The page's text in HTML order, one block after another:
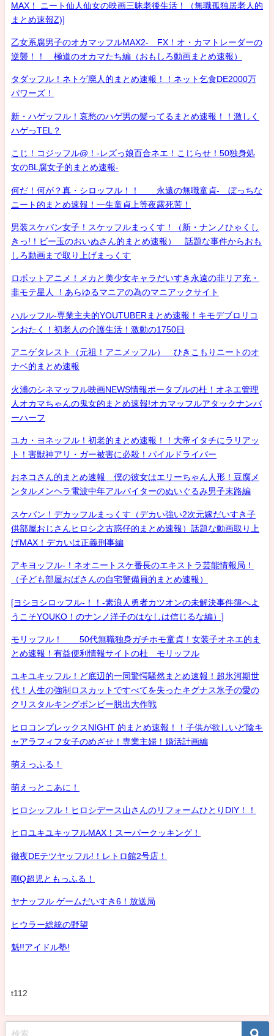
MAX！ ニート仙人仙女の映画三昧老後生活！（無職孤独居老人的
まとめ速報Z)]
乙女系腐男子のオカマッフルMAX2- FX！オ・カマトレーダーの
逆襲！！ 極道のオカマたち編（おもしろ動画まとめ速報）
タダッフル！ネトゲ廃人的まとめ速報！！ネット乞食DE2000万
パワーズ！
新・ハゲッフル！哀愁のハゲ男の髪ってるまとめ速報！！激しく
ハゲっTEL？
こじ！コジッフル@！-レズっ娘百合ネエ！こじらせ！50独身処
女のBL腐女子的まとめ速報-
何だ！何が？真・シロッフル！！ 永遠の無職童貞- ぼっちな
ニート的まとめ速報！一生童貞上等夜露死苦！
男装スケバン女子！スケッフルまっくす！（新・ナンノひゃくし
きっ!！ビー玉のおいぬさん的まとめ速報） 話題な事件からおも
しろ動画まで取り上げまっくす
ロボットアニメ！メカと美少女キャラだいすき永遠の非リア充・
非モテ星人 ！あらゆるマニアの為のマニアックサイト
ハルッフル-専業主夫的YOUTUBERまとめ速報！キモデブロリコ
ンおたく！初老人の介護生活！激動の1750日
アニゲタレスト（元祖！アニメッフル） ひきこもりニートのオ
ナベ的まとめ速報
火浦のシネマッフル映画NEWS情報ポータブルの杜！オネエ管理
人オカマちゃんの鬼女的まとめ速報!オカマッフルアタックナンバ
ーハーフ
ユカ・ヨネッフル！初老的まとめ速報！！大帝イタチにラリアッ
ト！害獣神アリ・ガー被害に必殺！パイルドライバー
おネコさん的まとめ速報 僕の彼女はエリーちゃん人形！豆腐メ
ンタルメンヘラ電波中年アルバイターのぬいぐるみ男子末路編
スケバン！デカッフルまっくす（デカい強い2次元嫁だいすき子
供部屋おじさんヒロシ之古惑仔的まとめ速報）話題な動画取り上
げMAX！デカいは正義刑事編
アキヨッフル-！ネオニートスケ番長のエキストラ芸能情報局！
（子ども部屋おばさんの自宅警備員的まとめ速報）
[ヨシヨシロッフル-！！-素浪人勇者カツオンの未解決事件簿へよ
うこそYOUKO！のナンノ洋子のはなしは信じるな編）]
モリッフル！ 50代無職独身ガチホモ童貞！女装子オネエ的ま
とめ速報！有益便利情報サイトの杜 モリッフル
ユキユキッフル！ど底辺的一同驚愕騒然まとめ速報！超氷河期世
代！人生の強制ロスカットですべてを失ったキグナス氷子の愛の
クリスタルキングボンビー脱出大作戦
ヒロコンプレックスNIGHT 的まとめ速報！！子供が欲しいど陰キ
ャアラフィフ女子のめざせ！専業主婦！婚活計画編
萌えっふる！
萌えっとこあに！
ヒロシッフル！ヒロシデース山さんのリフォームひとりDIY！！
ヒロユキユキッフルMAX！スーパークッキング！
徹夜DEテツヤッフル!！レトロ館2号店！
剛Q超児ともっふる！
ヤナッフル ゲームだいすき6！放送局
ヒウラー総統の野望
魁!!アイドル塾!
t112